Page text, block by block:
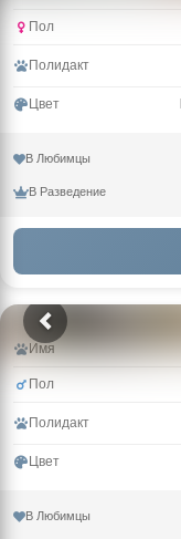
Пол
Полидакт
Цвет
В Любимцы
В Разведение
Имя
Пол
Полидакт
Цвет
В Любимцы